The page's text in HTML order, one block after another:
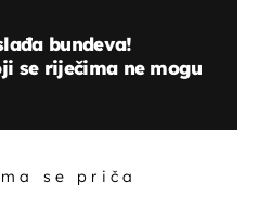
bundeva!
se riječima ne mogu
se priča